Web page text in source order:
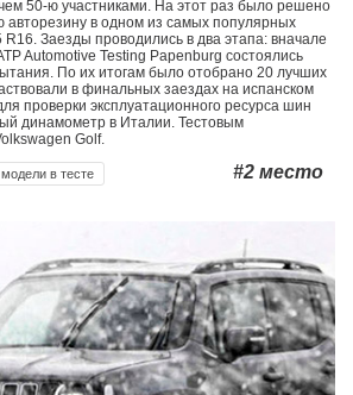
50-ю участниками. На этот раз было решено
авторезину в одном из самых популярных
Заезды проводились в два этапа: вначале
Automotive Testing Papenburg состоялись
По их итогам было отобрано 20 лучших
в финальных заездах на испанском
проверки эксплуатационного ресурса шин
динамометр в Италии. Тестовым
Golf.
в тесте #2 место